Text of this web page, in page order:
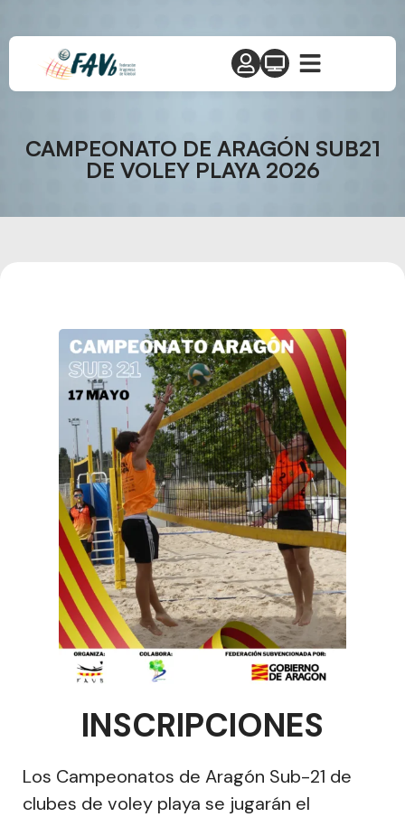
CAMPEONATO DE ARAGÓN SUB21
DE VOLEY PLAYA 2026
INSCRIPCIONES
Los Campeonatos de Aragón Sub-21 de
clubes de voley playa se jugarán el